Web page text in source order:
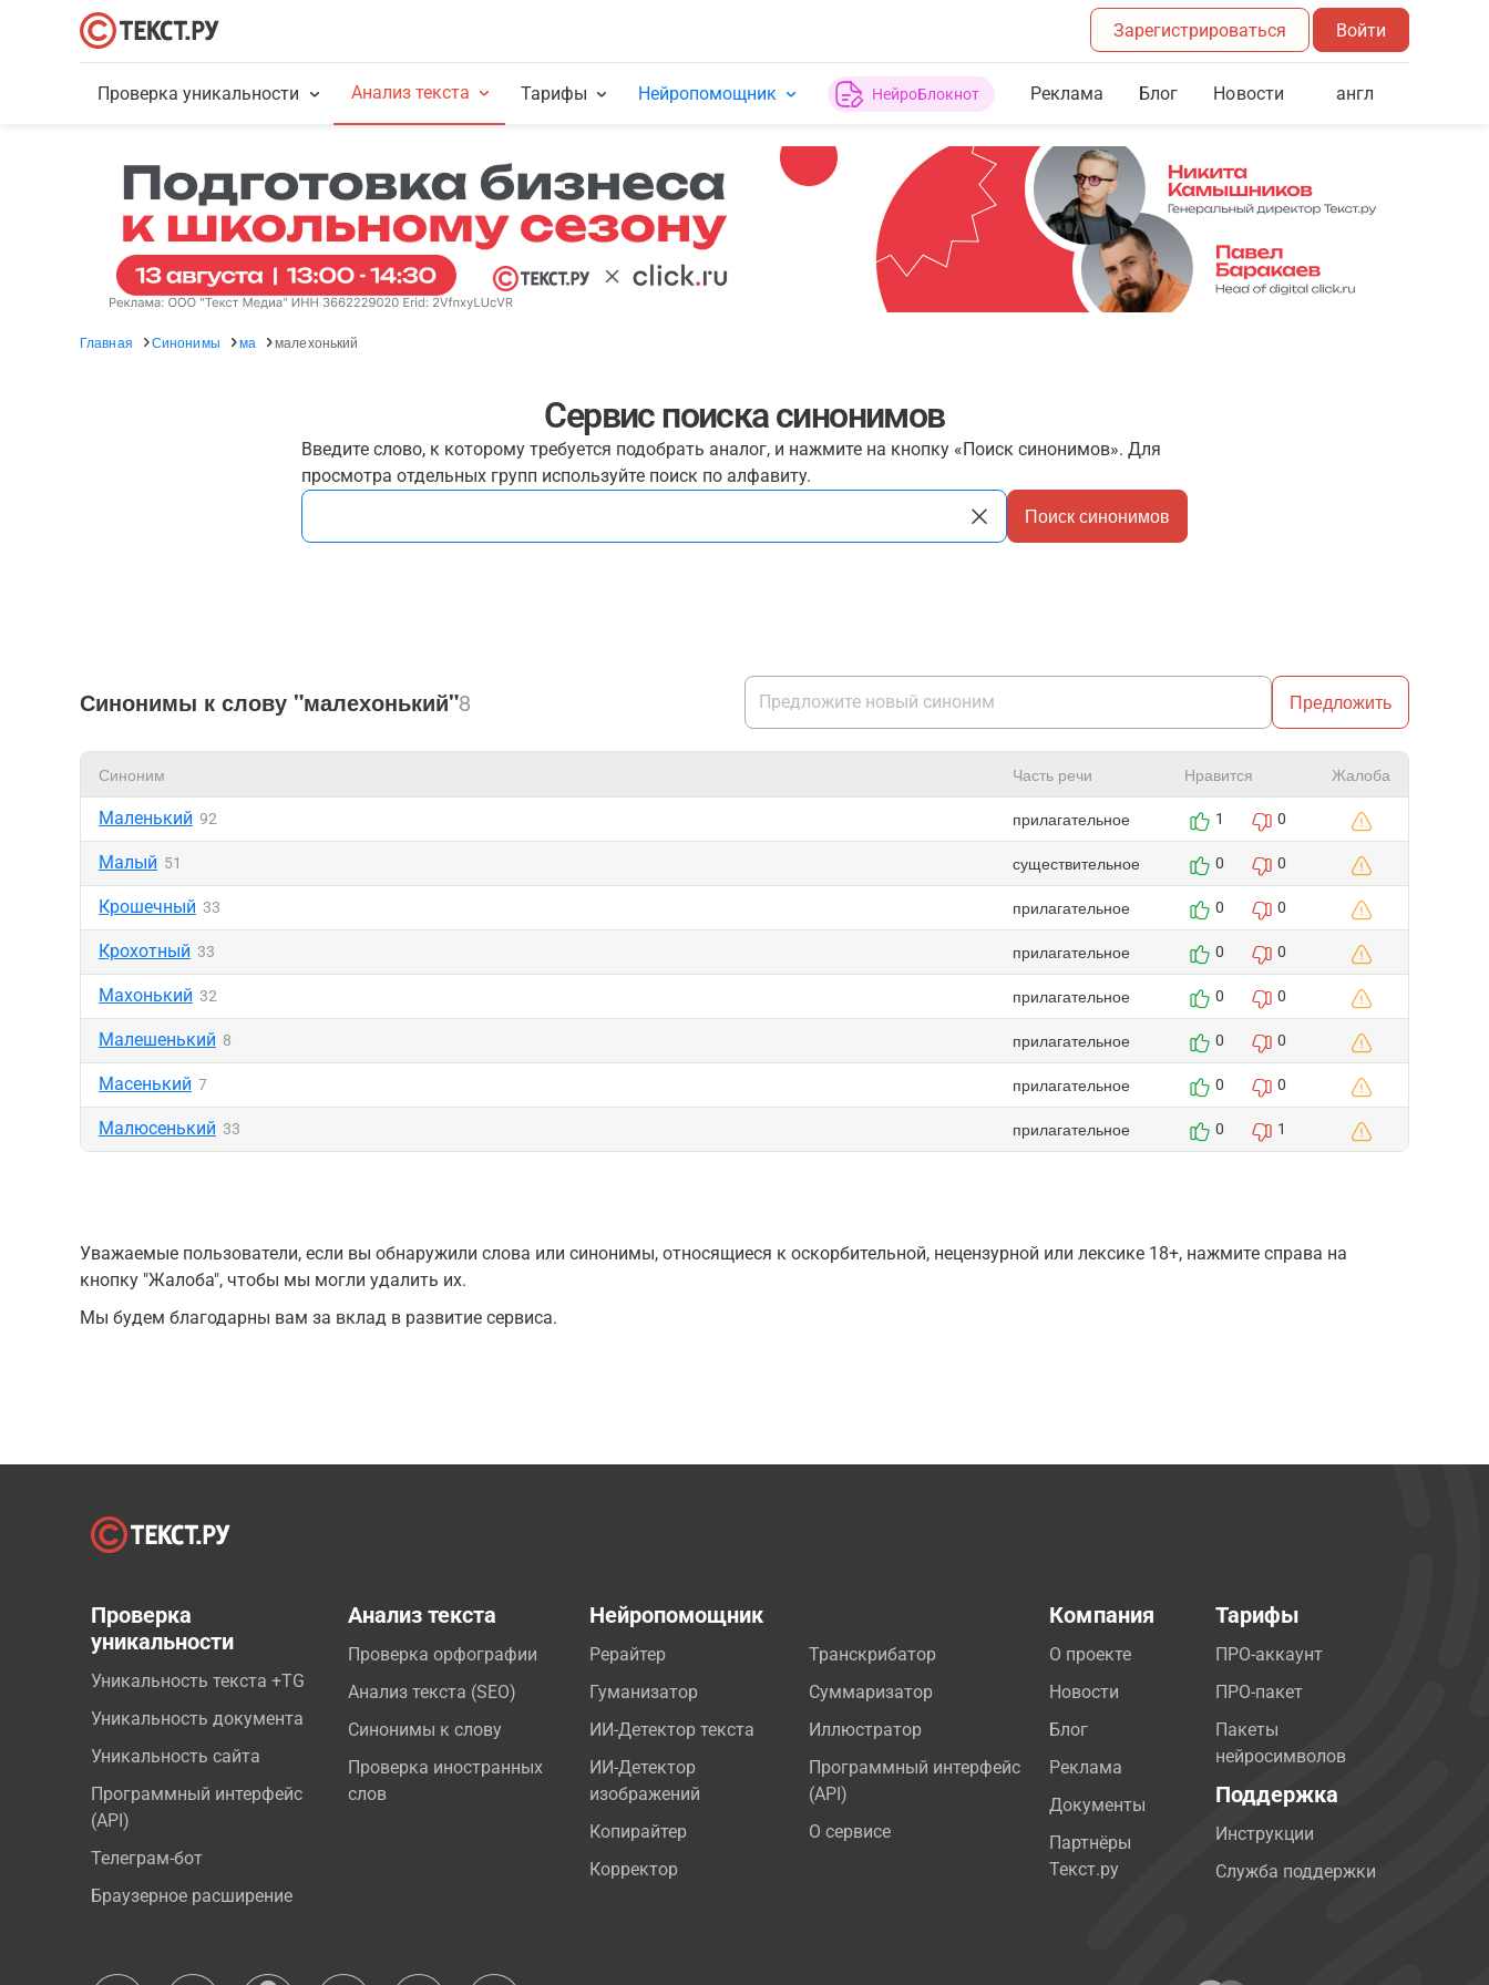
Зарегистрироваться Войти
Проверка уникальности Анализ текста Тарифы Нейропомощник НейроБлокнот Реклама Блог Новости англ
Главная Синонимы ма малехонький
Сервис поиска синонимов
Введите слово, к которому требуется подобрать аналог, и нажмите на кнопку «Поиск синонимов». Для
просмотра отдельных групп используйте поиск по алфавиту.
Поиск синонимов
Синонимы к слову "малехонький"8 Предложить
Синоним Часть речи Нравится Жалоба
Маленький 92 прилагательное 1 0
Малый 51 существительное 0 0
Крошечный 33 прилагательное 0 0
Крохотный 33 прилагательное 0 0
Махонький 32 прилагательное 0 0
Малешенький 8 прилагательное 0 0
Масенький 7 прилагательное 0 0
Малюсенький 33 прилагательное 0 1
Уважаемые пользователи, если вы обнаружили слова или синонимы, относящиеся к оскорбительной, нецензурной или лексике 18+, нажмите справа на
кнопку "Жалоба", чтобы мы могли удалить их.
Мы будем благодарны вам за вклад в развитие сервиса.
Проверка
уникальности
Уникальность текста +TG
Уникальность документа
Уникальность сайта
Программный интерфейс
(API)
Телеграм-бот
Браузерное расширение
Анализ текста
Проверка орфографии
Анализ текста (SEO)
Синонимы к слову
Проверка иностранных
слов
Нейропомощник
Рерайтер
Гуманизатор
ИИ-Детектор текста
ИИ-Детектор
изображений
Копирайтер
Корректор
Транскрибатор
Суммаризатор
Иллюстратор
Программный интерфейс
(API)
О сервисе
Компания
О проекте
Новости
Блог
Реклама
Документы
Партнёры
Текст.ру
Тарифы
ПРО-аккаунт
ПРО-пакет
Пакеты
нейросимволов
Поддержка
Инструкции
Служба поддержки